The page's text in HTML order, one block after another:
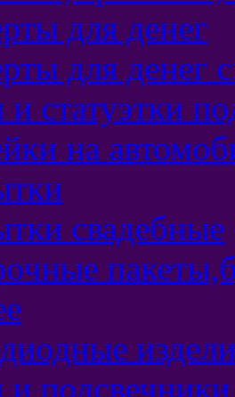
для денег
для денег
и статуэтки
на
свадебные
и